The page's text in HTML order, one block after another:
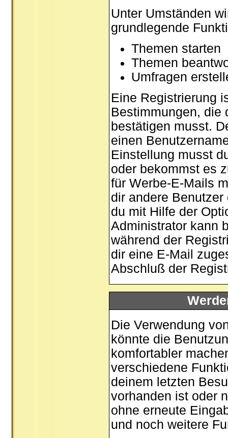
Unter Umständen
grundlegende
Themen starten
Themen
Umfragen
Eine Registrierung
Bestimmungen, die
bestätigen musst.
einen
Einstellung musst
oder bekommst es
für Werbe-E-Mails
dir andere
du mit Hilfe der
Administrator kann
während der
dir eine E-Mail
Abschluß der
Die Verwendung
könnte die
komfortabler
verschiedene
deinem letzten
vorhanden ist oder
ohne erneute
und noch weitere